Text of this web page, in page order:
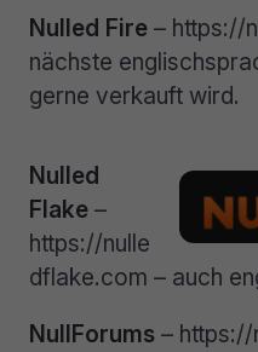
Nulled Fire – https://
nächste
gerne verkauft wird.
Nulled
Flake –
https://nulle
dflake.com – auch
NullForums –